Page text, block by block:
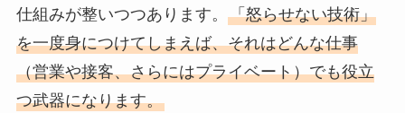
仕組みが整いつつあります。 「怒らせない技術」
を一度身につけてしまえば、それはどんな仕事
（営業や接客、さらにはプライベート）でも役立
つ武器になります。